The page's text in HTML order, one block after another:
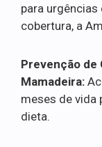
para
cobertura, a
Prevenção de
Mamadeira:
meses de vida
dieta.